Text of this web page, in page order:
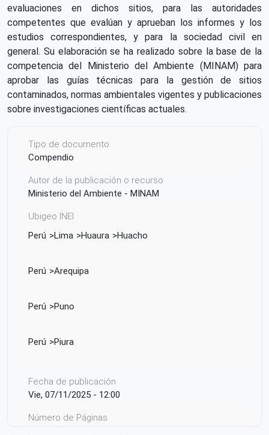
evaluaciones en dichos sitios, para las autoridades
competentes que evalúan y aprueban los informes y los
estudios correspondientes, y para la sociedad civil en
general. Su elaboración se ha realizado sobre la base de la
competencia del Ministerio del Ambiente (MINAM) para
aprobar las guías técnicas para la gestión de sitios
contaminados, normas ambientales vigentes y publicaciones
sobre investigaciones científicas actuales.
Tipo de documento
Compendio
Autor de la publicación o recurso
Ministerio del Ambiente - MINAM
Ubigeo INEI
Perú
Lima Huaura Huacho
Perú Arequipa
Perú Puno
Perú Piura
Fecha de publicación
Vie, 07/11/2025 - 12:00
Número de Páginas